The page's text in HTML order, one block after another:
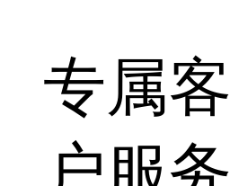
专属客
户服务